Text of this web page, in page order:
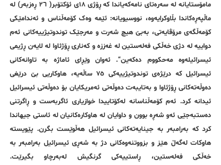
مامۆستایانە لە سەرەتای نامەکەیاندا کە ڕۆژی ١٨ی ئۆکتۆبر( ٢٦ ڕەزبەر) لە
ماڵپەڕەکاندا بڵاوکرایەوە، نووسیویانە: ئێمە وەک کۆمەڵناس و ئەندامێکی
کۆمەڵگەی مرۆڤایەتی، بەبێ هیچ شەرت و مەرجێک توندوتیژییەکانی ئەم
دواییە لە دژی خەڵکی فەلەستین لە غەززە و کەناری ڕۆژئاوا لە لایەن ڕژیمی
ئیسرائیلەوە مەحکووم دەکەین“. ئەوان وێڕای ئاماژە بە تاوانەکانی
ئیسرائیل کە درێژەی توندوتیژییەکی ٧٥ ساڵەیە، هاوکاریی بێ درێغی
دەوڵەتەکانی ڕۆژئاوا و بەتایبەت دەوڵەتی ئەمریکایان بۆ دەوڵەتی ئیسرائیل
ئیدانە کرد. ئەم کۆمەڵناسانە لەکۆتاییدا خوازیاری ئاگربەست و ڕاگرتنی
دەستبەجێی ئەو شەڕە بوون و داوایان لە هاوکارەکانیان لە ئاستی جیهاندا
کرد کە بەرامبەر بە جینایەتەکانی ئیسرائیل هەڵوێست بگرن. پێویستە
هاوکات لەگەڵ هێز و بزووتنەوەکانی دژ بە شەڕی ئیسرائیل بەرامبەر بە
خەڵکی فەلەستین، ڕاستییەکی گرنگیش لەبەرچاو بگیرێت.